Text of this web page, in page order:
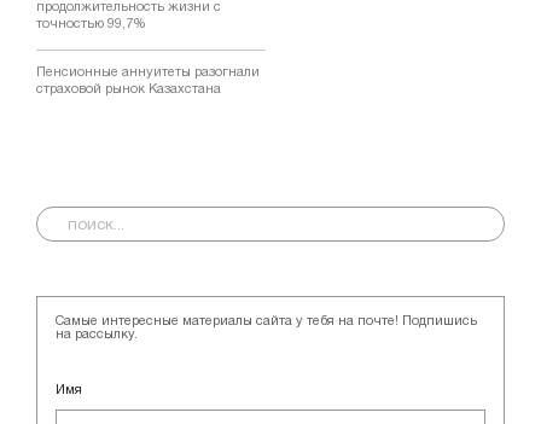
продолжительность жизни с
точностью 99,7%
Пенсионные аннуитеты разогнали
страховой рынок Казахстана
Самые интересные материалы сайта у тебя на почте! Подпишись
на рассылку.
Имя